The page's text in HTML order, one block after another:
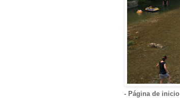
- Página de inicio